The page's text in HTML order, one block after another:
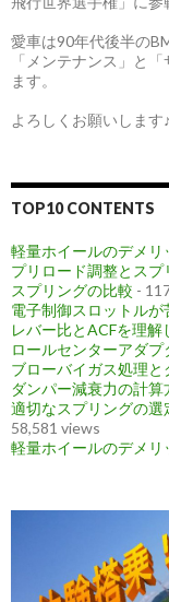
愛車は90年代後半の
「メンテナンス」と
ます。
よろしくお願いします♪
TOP10 CONTENTS
軽量ホイールのデメ
プリロード調整とス
スプリングの比較 -
電子制御スロットルが
レバー比とACFを理
ロールセンターアダプ
ブローバイガス処理
ダンパー減衰力の計算
適切なスプリングの
58,581 views
軽量ホイールのデメ